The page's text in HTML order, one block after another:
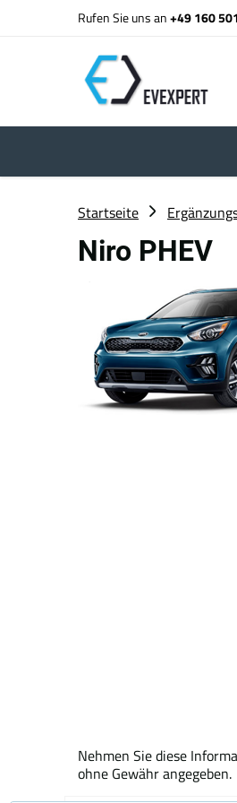
Rufen Sie uns an+49 160
Startseite
Niro PHEV
Nehmen Sie diese
ohne Gewähr angegeben.